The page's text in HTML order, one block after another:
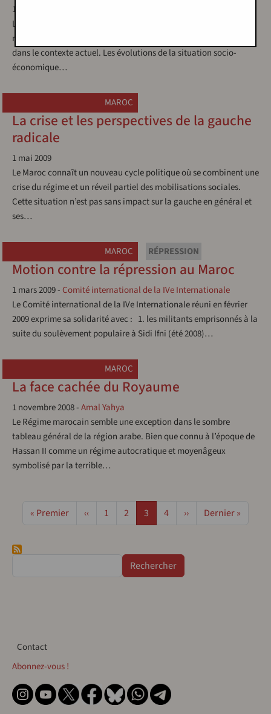
1 mai 2009
L’unité d’action entre les différentes composantes de la gauche
radicale au Maroc constitue une question des plus importantes
dans le contexte actuel. Les évolutions de la situation socio-
économique…
MAROC
La crise et les perspectives de la gauche
radicale
1 mai 2009
Le Maroc connaît un nouveau cycle politique où se combinent une
crise du régime et un réveil partiel des mobilisations sociales.
Cette situation n’est pas sans impact sur la gauche en général et
ses…
MAROC RÉPRESSION
Motion contre la répression au Maroc
1 mars 2009- Comité international de la IVe Internationale
Le Comité international de la IVe Internationale réuni en février
2009 exprime sa solidarité avec : 1. les militants emprisonnés à la
suite du soulèvement populaire à Sidi Ifni (été 2008)…
MAROC
La face cachée du Royaume
1 novembre 2008-Amal Yahya
Le Régime marocain semble une exception dans le sombre
tableau général de la région arabe. Bien que connu à l’époque de
Hassan II comme un régime autocratique et moyenâgeux
symbolisé par la terrible…
Première page
« Premier Page précédente
‹‹ Page
1 Page
2 Page
3 Page
4 Page suivante
›› Dernière page
Dernier »
Contact
Contact
Abonnez-vous !